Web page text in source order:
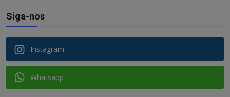
Siga-nos
Instagram
Whatsapp